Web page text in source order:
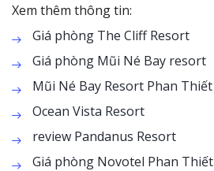
Xem thêm thông tin:
Giá phòng The Cliff Resort
Giá phòng Mũi Né Bay resort
Mũi Né Bay Resort Phan Thiết
Ocean Vista Resort
review Pandanus Resort
Giá phòng Novotel Phan Thiết